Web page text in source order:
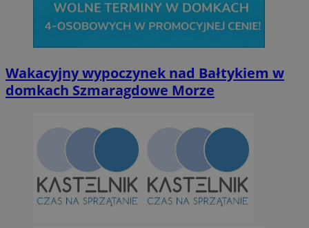
Wakacyjny wypoczynek nad Bałtykiem w
domkach Szmaragdowe Morze
Niesklasyfikowane
Niezbędne pliki cookie umożliwiają korzystanie z podstawowych
takich jak logowanie użytkownika i zarządzanie kontem. Bez
można prawidłowo korzystać ze strony internetowej.
Nazwa
Provider/
Domena
orzesze.com.pl